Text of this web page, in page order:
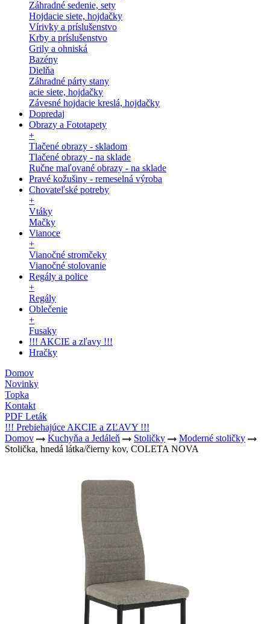
Záhradné sedenie, sety
Hojdacie siete, hojdačky
Vírivky a príslušenstvo
Krby a príslušenstvo
Grily a ohniská
Bazény
Dielňa
Záhradné párty stany
acie siete, hojdačky
Závesné hojdacie kreslá, hojdačky
Dopredaj
Obrazy a Fototapety
+
Tlačené obrazy - skladom
Tlačené obrazy - na sklade
Ručne maľované obrazy - na sklade
Pravé kožušiny - remeselná výroba
Chovateľské potreby
+
Vtáky
Mačky
Vianoce
+
Vianočné stromčeky
Vianočné stolovanie
Regály a police
+
Regály
Oblečenie
+
Fusaky
!!! AKCIE a zľavy !!!
Hračky
Domov
Novinky
Topka
Kontakt
PDF Leták
!!! Prebiehajúce AKCIE a ZĽAVY !!!
Domov
Kuchyňa a Jedáleň Stoličky
Moderné stoličky
Stolička, hnedá látka/čierny kov, COLETA NOVA